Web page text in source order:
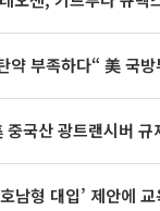
형 대입’ 제안에 교육청·지역대학